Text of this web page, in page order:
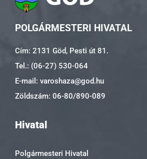
POLGÁRMESTERI HIVATAL
Cím: 2131 Göd, Pesti út 81.
Tel.: (06-27) 530-064
E-mail: varoshaza@god.hu
Zöldszám: 06-80/890-089
Hivatal
Polgármesteri Hivatal